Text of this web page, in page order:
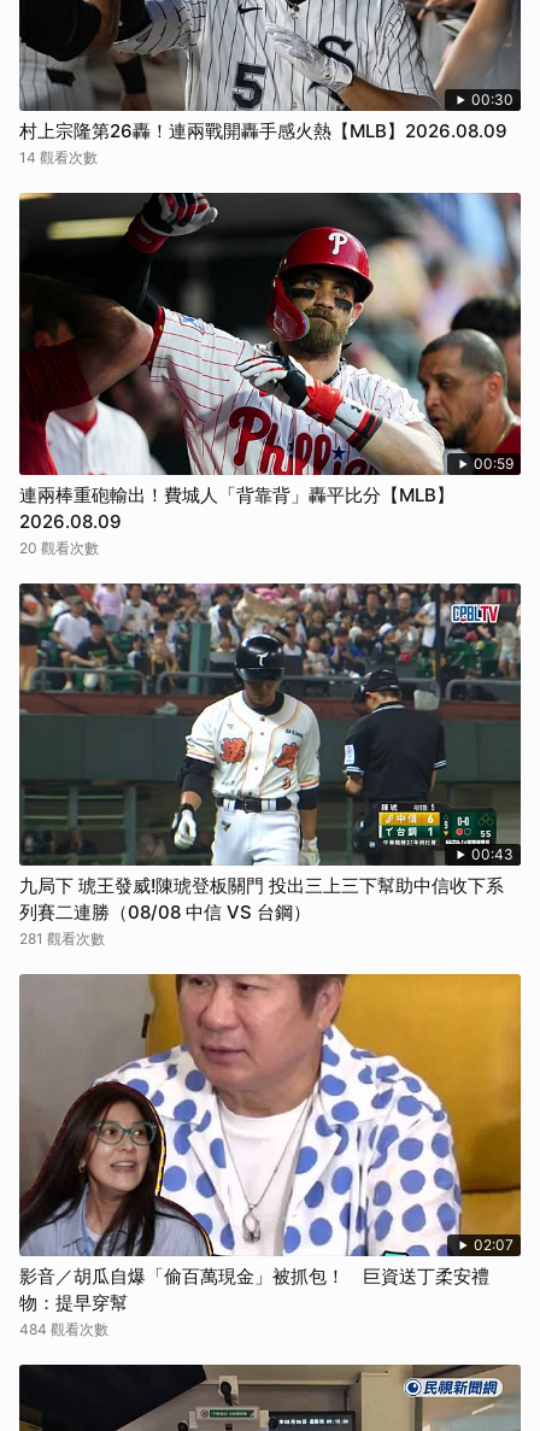
00:30
村上宗隆第26轟！連兩戰開轟手感火熱【MLB】2026.08.09
14 觀看次數
00:59
連兩棒重砲輸出！費城人「背靠背」轟平比分【MLB】
2026.08.09
20 觀看次數
00:43
九局下 琥王發威!陳琥登板關門 投出三上三下幫助中信收下系
列賽二連勝（08/08 中信 VS 台鋼）
281 觀看次數
02:07
影音／胡瓜自爆「偷百萬現金」被抓包！ 巨資送丁柔安禮
物：提早穿幫
484 觀看次數